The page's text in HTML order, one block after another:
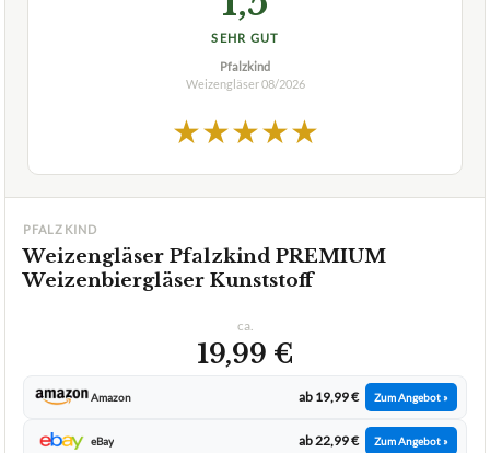
SEHR GUT
Pfalzkind
Weizengläser08/2026
★★★★★
PFALZKIND
Weizengläser Pfalzkind PREMIUM
Weizenbiergläser Kunststoff
ca.
19,99 €
Amazon ab 19,99 € Zum Angebot »
eBay ab 22,99 € Zum Angebot »